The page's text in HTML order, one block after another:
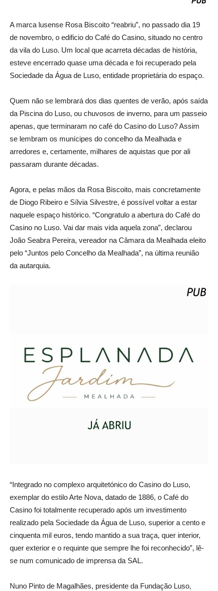
A marca lusense Rosa Biscoito “reabriu”, no passado dia 19
de novembro, o edificio do Café do Casino, situado no centro
da vila do Luso. Um local que acarreta décadas de história,
esteve encerrado quase uma década e foi recuperado pela
Sociedade da Água de Luso, entidade proprietária do espaço.
Quem não se lembrará dos dias quentes de verão, após saída
da Piscina do Luso, ou chuvosos de inverno, para um passeio
apenas, que terminaram no café do Casino do Luso? Assim
se lembram os munícipes do concelho da Mealhada e
arredores e, certamente, milhares de aquistas que por ali
passaram durante décadas.
Agora, e pelas mãos da Rosa Biscoito, mais concretamente
de Diogo Ribeiro e Sílvia Silvestre, é possível voltar a estar
naquele espaço histórico. “Congratulo a abertura do Café do
Casino no Luso. Vai dar mais vida aquela zona”, declarou
João Seabra Pereira, vereador na Câmara da Mealhada eleito
pelo “Juntos pelo Concelho da Mealhada”, na última reunião
da autarquia.
“Integrado no complexo arquitetónico do Casino do Luso,
exemplar do estilo Arte Nova, datado de 1886, o Café do
Casino foi totalmente recuperado após um investimento
realizado pela Sociedade da Água de Luso, superior a cento e
cinquenta mil euros, tendo mantido a sua traça, quer interior,
quer exterior e o requinte que sempre lhe foi reconhecido”, lê-
se num comunicado de imprensa da SAL.
Nuno Pinto de Magalhães, presidente da Fundação Luso,